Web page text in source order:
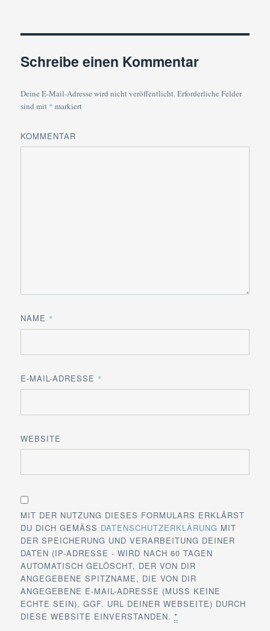
Schreibe einen Kommentar
Deine E-Mail-Adresse wird nicht veröffentlicht.Erforderliche Felder
sind mit * markiert
KOMMENTAR
NAME *
E-MAIL-ADRESSE *
WEBSITE
MIT DER NUTZUNG DIESES FORMULARS ERKLÄRST
DU DICH GEMÄSS DATENSCHUTZERKLÄRUNG MIT
DER SPEICHERUNG UND VERARBEITUNG DEINER
DATEN (IP-ADRESSE - WIRD NACH 60 TAGEN
AUTOMATISCH GELÖSCHT, DER VON DIR
ANGEGEBENE SPITZNAME, DIE VON DIR
ANGEGEBENE E-MAIL-ADRESSE (MUSS KEINE
ECHTE SEIN), GGF. URL DEINER WEBSEITE) DURCH
DIESE WEBSITE EINVERSTANDEN.*